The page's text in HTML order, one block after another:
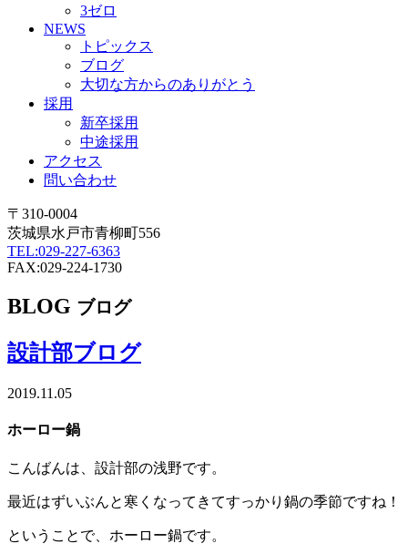
3ゼロ
NEWS
トピックス
ブログ
大切な方からのありがとう
採用
新卒採用
中途採用
アクセス
問い合わせ
〒310-0004
茨城県水戸市青柳町556
TEL:029-227-6363
FAX:029-224-1730
BLOG ブログ
設計部ブログ
2019.11.05
ホーロー鍋
こんばんは、設計部の浅野です。
最近はずいぶんと寒くなってきてすっかり鍋の季節ですね！
ということで、ホーロー鍋です。